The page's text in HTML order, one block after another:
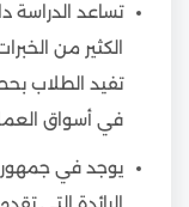
تساعد الدراسة
الكثير من
تفيد الطلاب
في أسواق
يوجد في